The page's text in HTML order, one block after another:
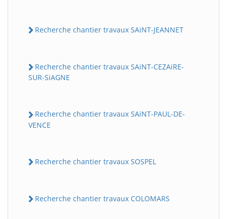
Recherche chantier travaux SAiNT-JEANNET
Recherche chantier travaux SAiNT-CEZAiRE-
SUR-SiAGNE
Recherche chantier travaux SAiNT-PAUL-DE-
VENCE
Recherche chantier travaux SOSPEL
Recherche chantier travaux COLOMARS